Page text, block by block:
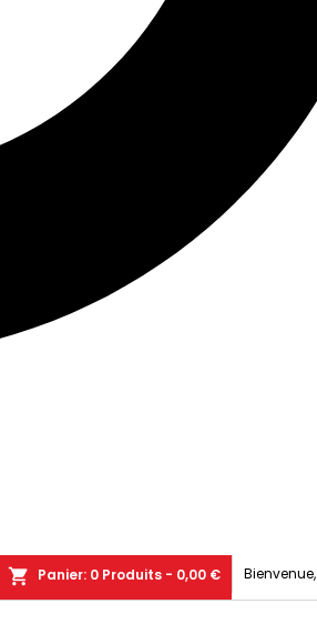
Bienvenue,
shopping_cart Panier: 0 Produits - 0,00 €